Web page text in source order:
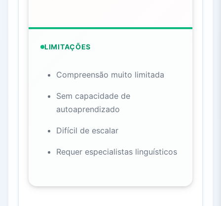
LIMITAÇÕES
Compreensão muito limitada
Sem capacidade de
autoaprendizado
Difícil de escalar
Requer especialistas linguísticos